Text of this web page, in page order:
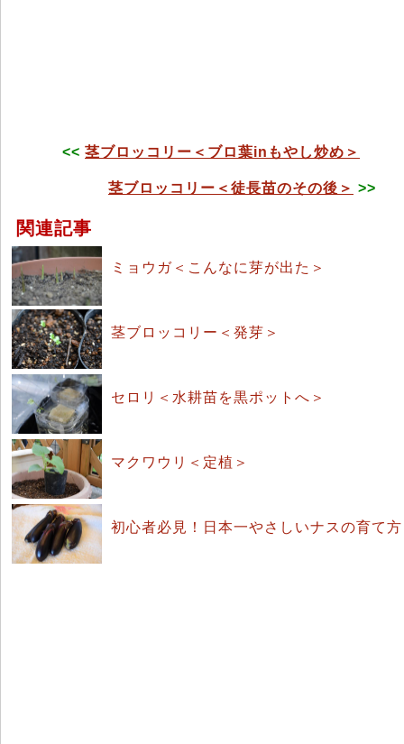
<< 茎ブロッコリー＜ブロ葉inもやし炒め＞
茎ブロッコリー＜徒長苗のその後＞ >>
関連記事
ミョウガ＜こんなに芽が出た＞
茎ブロッコリー＜発芽＞
セロリ＜水耕苗を黒ポットへ＞
マクワウリ＜定植＞
初心者必見！日本一やさしいナスの育て方